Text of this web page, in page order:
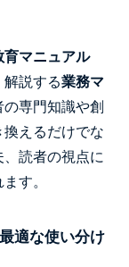
育マニュアル
説する業務マ
専門知識や創
えるだけでな
読者の視点に
す。
適な使い分け